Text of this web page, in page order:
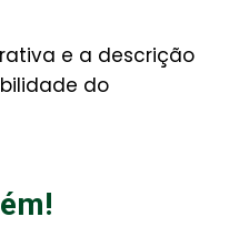
e a descrição
do